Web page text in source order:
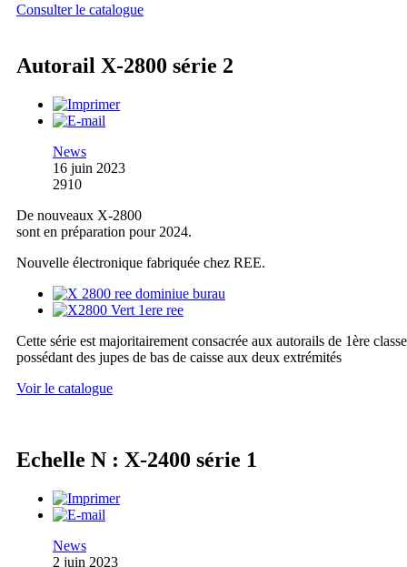
Consulter le catalogue
Autorail X-2800 série 2
News
16 juin 2023
2910
De nouveaux X-2800
sont en préparation pour 2024.
Nouvelle électronique fabriquée chez REE.
Cette série est majoritairement consacrée aux autorails de 1ère classe
possédant des jupes de bas de caisse aux deux extrémités
Voir le catalogue
Echelle N : X-2400 série 1
News
2 juin 2023